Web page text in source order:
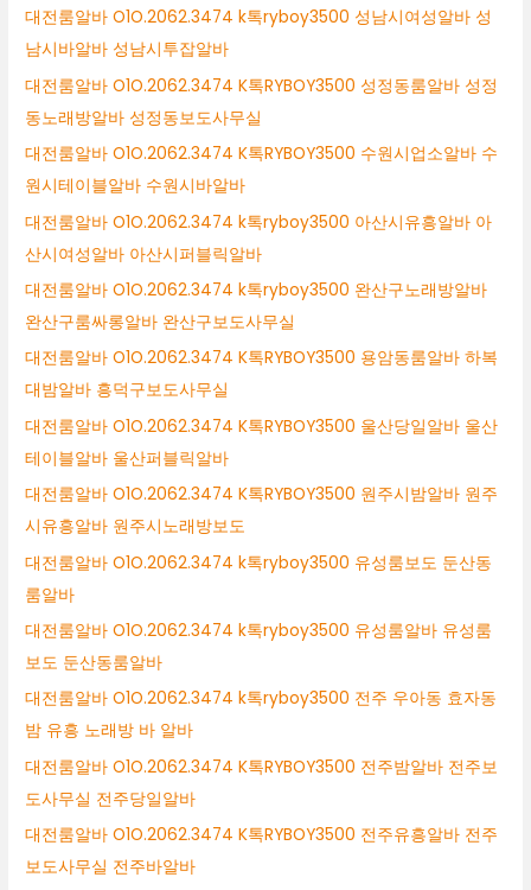
대전룸알바 O1O.2062.3474 k톡ryboy3500 성남시여성알바 성
남시바알바 성남시투잡알바
대전룸알바 O1O.2062.3474 K톡RYBOY3500 성정동룸알바 성정
동노래방알바 성정동보도사무실
대전룸알바 O1O.2062.3474 K톡RYBOY3500 수원시업소알바 수
원시테이블알바 수원시바알바
대전룸알바 O1O.2062.3474 k톡ryboy3500 아산시유흥알바 아
산시여성알바 아산시퍼블릭알바
대전룸알바 O1O.2062.3474 k톡ryboy3500 완산구노래방알바
완산구룸싸롱알바 완산구보도사무실
대전룸알바 O1O.2062.3474 K톡RYBOY3500 용암동룸알바 하복
대밤알바 흥덕구보도사무실
대전룸알바 O1O.2062.3474 K톡RYBOY3500 울산당일알바 울산
테이블알바 울산퍼블릭알바
대전룸알바 O1O.2062.3474 K톡RYBOY3500 원주시밤알바 원주
시유흥알바 원주시노래방보도
대전룸알바 O1O.2062.3474 k톡ryboy3500 유성룸보도 둔산동
룸알바
대전룸알바 O1O.2062.3474 k톡ryboy3500 유성룸알바 유성룸
보도 둔산동룸알바
대전룸알바 O1O.2062.3474 k톡ryboy3500 전주 우아동 효자동
밤 유흥 노래방 바 알바
대전룸알바 O1O.2062.3474 K톡RYBOY3500 전주밤알바 전주보
도사무실 전주당일알바
대전룸알바 O1O.2062.3474 K톡RYBOY3500 전주유흥알바 전주
보도사무실 전주바알바